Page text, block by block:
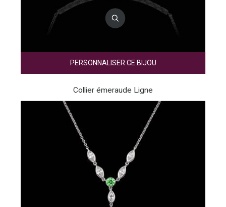
PERSONNALISER CE BIJOU
Collier émeraude Ligne